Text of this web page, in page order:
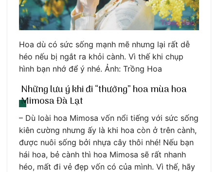
Hoa dù có sức sống mạnh mẽ nhưng lại rất dễ
héo nếu bị ngắt ra khỏi cành. Vì thế khi chụp
hình bạn nhớ để ý nhé. Ảnh: Trồng Hoa
Những lưu ý khi đi “thưởng” hoa mùa hoa
Mimosa Đà Lạt
– Dù loài hoa Mimosa vốn nổi tiếng với sức sống
kiên cường nhưng ấy là khi hoa còn ở trên cành,
được nuôi sống bởi nhựa cây thôi nhé! Nếu bạn
hái hoa, bẻ cành thì hoa Mimosa sẽ rất nhanh
héo, mất đi vẻ đẹp vốn có của mình. Vì thế, hãy